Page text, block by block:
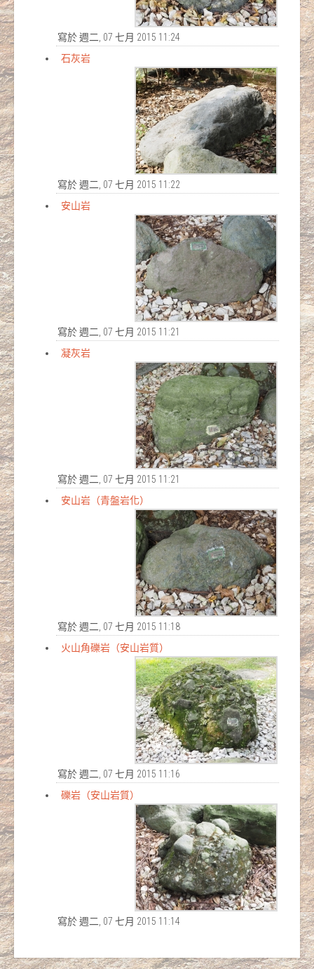
寫於 週二, 07 七月 2015 11:24
石灰岩
寫於 週二, 07 七月 2015 11:22
安山岩
寫於 週二, 07 七月 2015 11:21
凝灰岩
寫於 週二, 07 七月 2015 11:21
安山岩（青盤岩化）
寫於 週二, 07 七月 2015 11:18
火山角礫岩（安山岩質）
寫於 週二, 07 七月 2015 11:16
礫岩（安山岩質）
寫於 週二, 07 七月 2015 11:14